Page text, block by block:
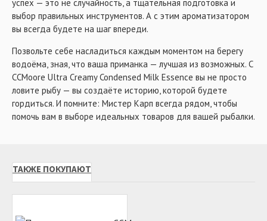
успех — это не случайность, а тщательная подготовка и
выбор правильных инструментов. А с этим ароматизатором
вы всегда будете на шаг впереди.
Позвольте себе насладиться каждым моментом на берегу
водоёма, зная, что ваша приманка — лучшая из возможных. С
CCMoore Ultra Creamy Condensed Milk Essence вы не просто
ловите рыбу — вы создаёте историю, которой будете
гордиться. И помните: Мистер Карп всегда рядом, чтобы
помочь вам в выборе идеальных товаров для вашей рыбалки.
ТАКЖЕ ПОКУПАЮТ